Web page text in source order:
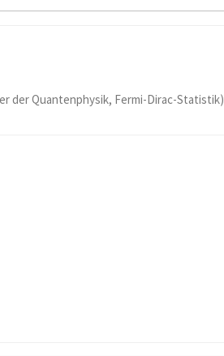
der Quantenphysik, Fermi-Dirac-Statistik)